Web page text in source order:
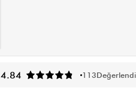
4.84 113